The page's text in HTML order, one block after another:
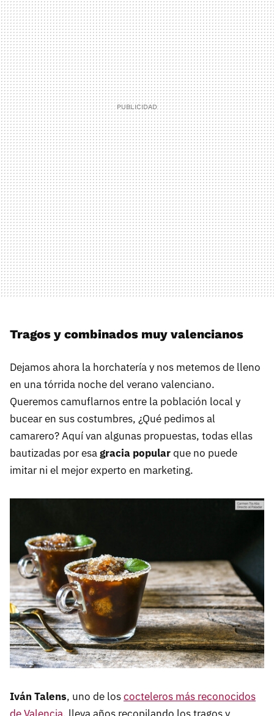
Tragos y combinados muy valencianos
Dejamos ahora la horchatería y nos metemos de lleno
en una tórrida noche del verano valenciano.
Queremos camuflarnos entre la población local y
bucear en sus costumbres, ¿Qué pedimos al
camarero? Aquí van algunas propuestas, todas ellas
bautizadas por esagracia popularque no puede
imitar ni el mejor experto en marketing.
Iván Talens, uno de loscocteleros más reconocidos